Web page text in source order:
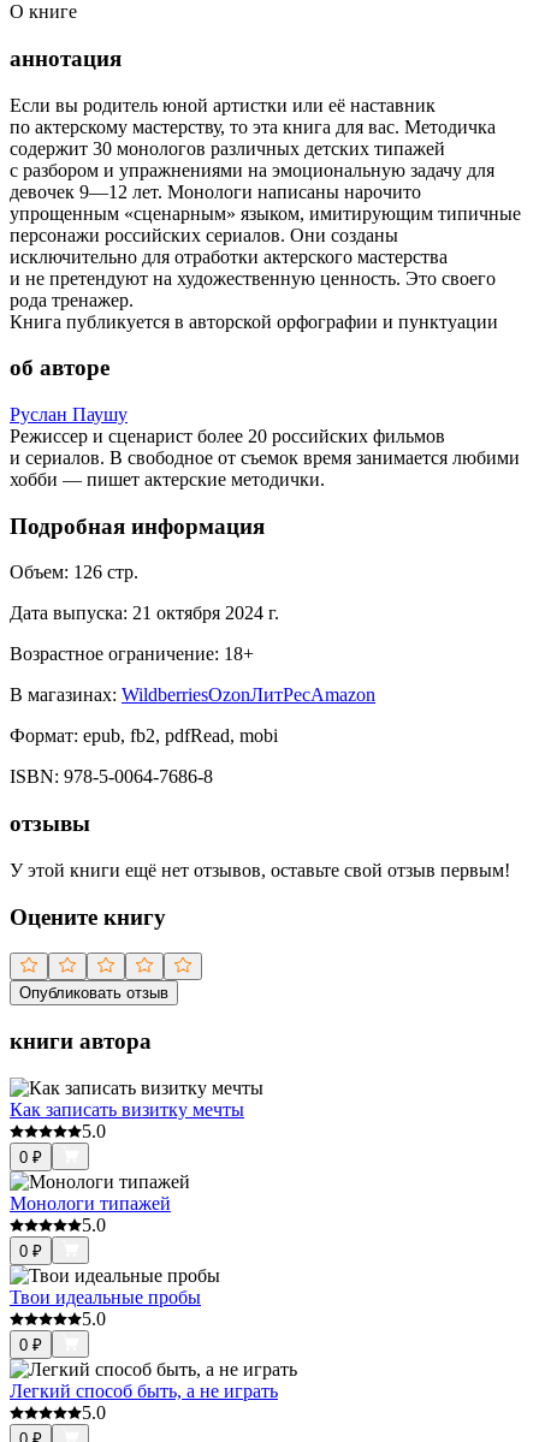
О книге
аннотация
Если вы родитель юной артистки или её наставник
по актерскому мастерству, то эта книга для вас. Методичка
содержит 30 монологов различных детских типажей
с разбором и упражнениями на эмоциональную задачу для
девочек 9—12 лет. Монологи написаны нарочито
упрощенным «сценарным» языком, имитирующим типичные
персонажи российских сериалов. Они созданы
исключительно для отработки актерского мастерства
и не претендуют на художественную ценность. Это своего
рода тренажер.
Книга публикуется в авторской орфографии и пунктуации
об авторе
Руслан Паушу
Режиссер и сценарист более 20 российских фильмов
и сериалов. В свободное от съемок время занимается любими
хобби — пишет актерские методички.
Подробная информация
Объем: 126 стр.
Дата выпуска: 21 октября 2024 г.
Возрастное ограничение: 18+
В магазинах: WildberriesOzonЛитРесAmazon
Формат: epub, fb2, pdfRead, mobi
ISBN: 978-5-0064-7686-8
отзывы
У этой книги ещё нет отзывов, оставьте свой отзыв первым!
Оцените книгу
Опубликовать отзыв
книги автора
Как записать визитку мечты
5.0
0 ₽
Монологи типажей
5.0
0 ₽
Твои идеальные пробы
5.0
0 ₽
Легкий способ быть, а не играть
5.0